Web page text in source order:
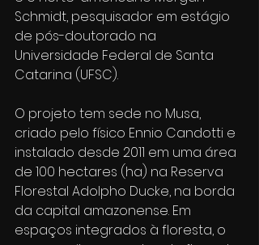
Schmidt, pesquisador em estágio
de pós-doutorado na
Universidade Federal de Santa
Catarina (UFSC).
O projeto tem sede no Musa,
criado pelo físico Ennio Candotti e
instalado desde 2011 em uma área
de 100 hectares (ha) na Reserva
Florestal Adolpho Ducke, na borda
da capital amazonense. Em
espaços integrados à floresta, o